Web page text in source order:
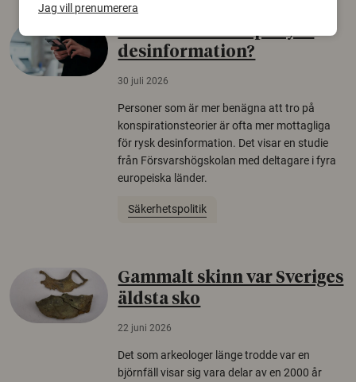
desinformation?
30 juli 2026
Personer som är mer benägna att tro på
konspirationsteorier är ofta mer mottagliga
för rysk desinformation. Det visar en studie
från Försvarshögskolan med deltagare i fyra
europeiska länder.
Säkerhetspolitik
Gammalt skinn var Sveriges
äldsta sko
22 juni 2026
Det som arkeologer länge trodde var en
björnfäll visar sig vara delar av en 2000 år
Jag vill prenumerera